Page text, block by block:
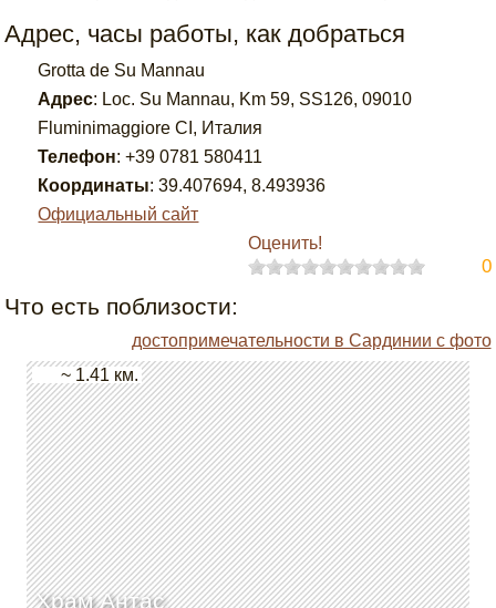
Адрес, часы работы, как добраться
Grotta de Su Mannau
Адрес: Loc. Su Mannau, Km 59, SS126, 09010
Fluminimaggiore CI, Италия
Телефон:+39 0781 580411
Координаты: 39.407694,8.493936
Официальный сайт
Оценить!
0
Что есть поблизости:
достопримечательности в Сардинии с фото
Храм Антас
~ 1.41 км.